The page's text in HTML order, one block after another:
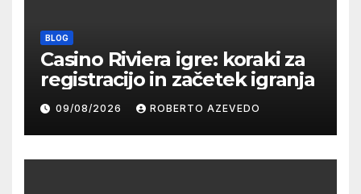
BLOG
Casino Riviera igre: koraki za
registracijo in začetek igranja
09/08/2026 ROBERTO AZEVEDO